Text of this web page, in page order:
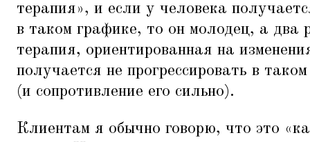
терапия», и если у человека
в таком графике, то он молодец, а
терапия, ориентированная на
получается не прогрессировать в
(и сопротивление его сильно).
Клиентам я обычно говорю, что это «